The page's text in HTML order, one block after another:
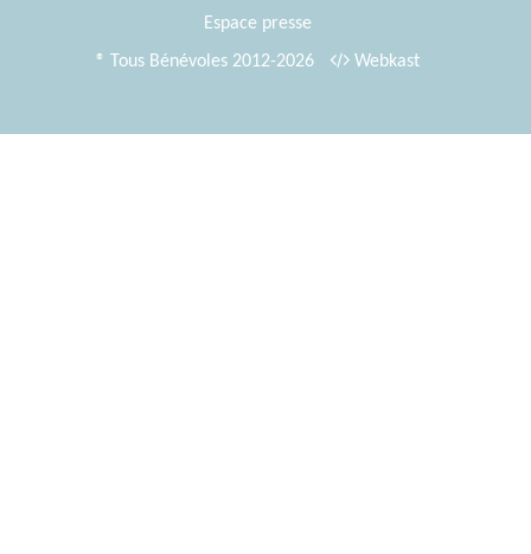
Espace presse
® Tous Bénévoles 2012-2026
Webkast